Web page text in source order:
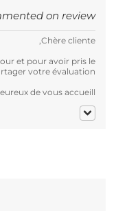
on review
Chère cliente,
et pour avoir pris le
votre évaluation.
de vous accueill...